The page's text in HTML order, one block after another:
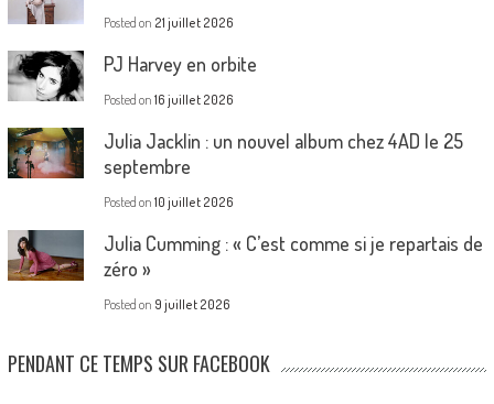
Posted on 21 juillet 2026
PJ Harvey en orbite
Posted on 16 juillet 2026
Julia Jacklin : un nouvel album chez 4AD le 25
septembre
Posted on 10 juillet 2026
Julia Cumming : « C’est comme si je repartais de
zéro »
Posted on 9 juillet 2026
PENDANT CE TEMPS SUR FACEBOOK